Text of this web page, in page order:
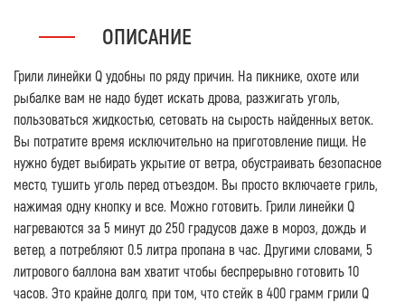
ОПИСАНИЕ
Грили линейки Q удобны по ряду причин. На пикнике, охоте или
рыбалке вам не надо будет искать дрова, разжигать уголь,
пользоваться жидкостью, сетовать на сырость найденных веток.
Вы потратите время исключительно на приготовление пищи. Не
нужно будет выбирать укрытие от ветра, обустраивать безопасное
место, тушить уголь перед отъездом. Вы просто включаете гриль,
нажимая одну кнопку и все. Можно готовить. Грили линейки Q
нагреваются за 5 минут до 250 градусов даже в мороз, дождь и
ветер, а потребляют 0.5 литра пропана в час. Другими словами, 5
литрового баллона вам хватит чтобы беспрерывно готовить 10
часов. Это крайне долго, при том, что стейк в 400 грамм грили Q